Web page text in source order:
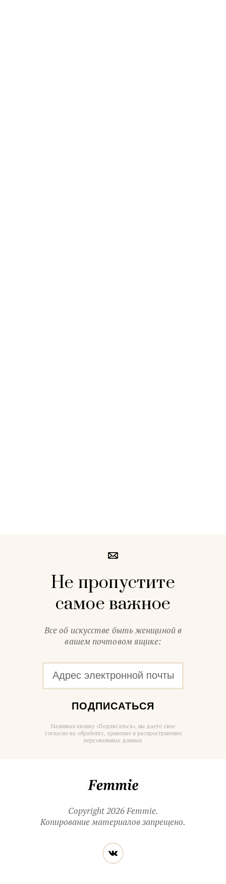
Не пропустите
самое важное
Все об искусстве быть женщиной в
вашем почтовом ящике:
ПОДПИСАТЬСЯ
Нажимая кнопку «Подписаться», вы даете свое
согласие на обработку, хранение и распространение
персональных данных
Copyright 2026 Femmie.
Копирование материалов запрещено.
Читайте
нас
в социальных